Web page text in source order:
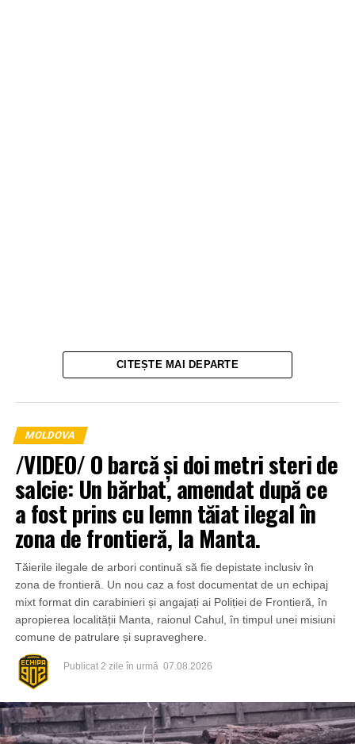
CITEȘTE MAI DEPARTE
MOLDOVA
/VIDEO/ O barcă și doi metri steri de
salcie: Un bărbat, amendat după ce
a fost prins cu lemn tăiat ilegal în
zona de frontieră, la Manta.
Tăierile ilegale de arbori continuă să fie depistate inclusiv în
zona de frontieră. Un nou caz a fost documentat de un echipaj
mixt format din carabinieri și angajați ai Poliției de Frontieră, în
apropierea localității Manta, raionul Cahul, în timpul unei misiuni
comune de patrulare și supraveghere.
Publicat 2 zile în urmă 07.08.2026